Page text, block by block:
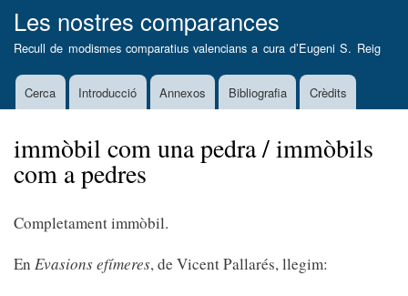
al
contingut
Les nostres comparances
Recull de modismes comparatius valencians a cura d’Eugeni S. Reig
MainCerca Introducció Annexos Bibliografia Crèdits
immòbil com una pedra / immòbils
com a pedres
Completament immòbil.
En Evasions efímeres,de Vicent Pallarés, llegim: